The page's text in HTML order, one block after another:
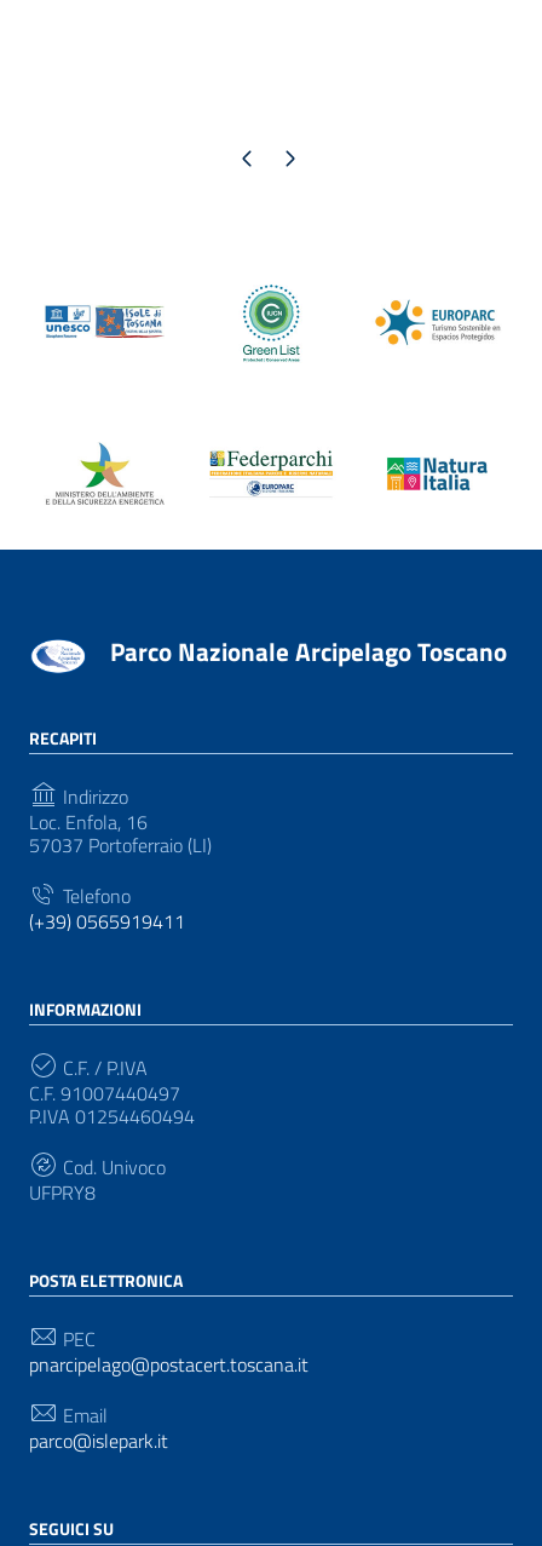
Pagina precedente
Pagina successiva
Parco Nazionale Arcipelago Toscano
RECAPITI
Indirizzo
Loc. Enfola, 16
57037 Portoferraio (LI)
Telefono
(+39) 0565919411
INFORMAZIONI
C.F. / P.IVA
C.F. 91007440497
P.IVA 01254460494
Cod. Univoco
UFPRY8
POSTA ELETTRONICA
PEC
pnarcipelago@postacert.toscana.it
Email
parco@islepark.it
SEGUICI SU